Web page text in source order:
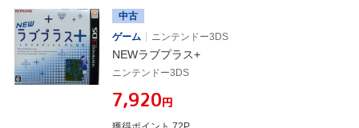
中古
ゲーム
ニンテンドー3DS
NEWラブプラス+
ニンテンドー3DS
¥7,920円